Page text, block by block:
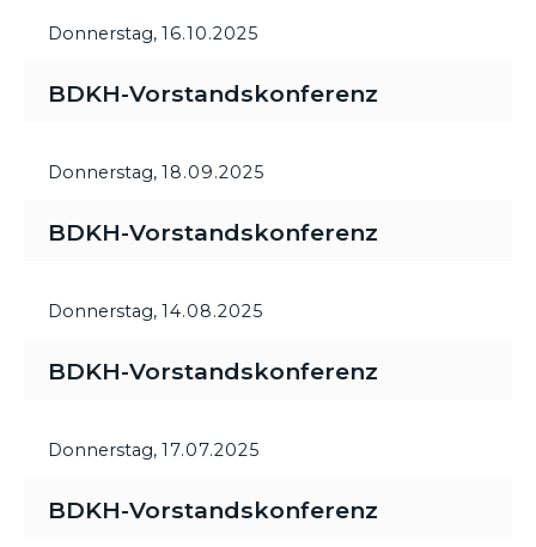
Donnerstag, 16.10.2025
BDKH-Vorstandskonferenz
Donnerstag, 18.09.2025
BDKH-Vorstandskonferenz
Donnerstag, 14.08.2025
BDKH-Vorstandskonferenz
Donnerstag, 17.07.2025
BDKH-Vorstandskonferenz